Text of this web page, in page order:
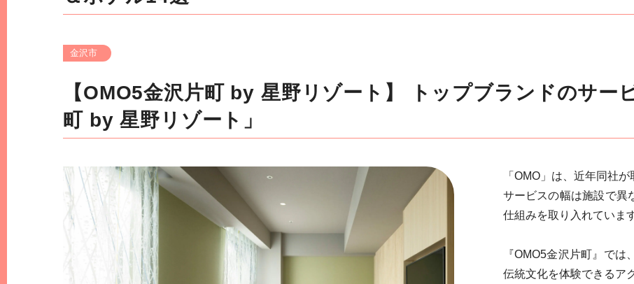
金沢市
【OMO5金沢片町 by 星野リゾート】 トップブランドのサー
町 by 星野リゾート」
「OMO」は、近年同社
サービスの幅は施設で異
仕組みを取り入れています
『OMO5金沢片町』で
伝統文化を体験できるア